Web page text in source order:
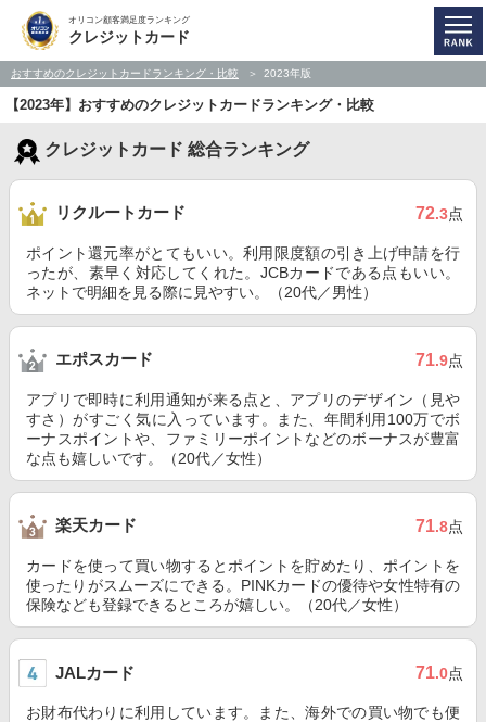
オリコン顧客満足度ランキング
クレジットカード
おすすめのクレジットカードランキング・比較 2023年版
【2023年】おすすめのクレジットカードランキング・比較
クレジットカード 総合ランキング
リクルートカード 72.3点
ポイント還元率がとてもいい。利用限度額の引き上げ申請を行
ったが、素早く対応してくれた。JCBカードである点もいい。
ネットで明細を見る際に見やすい。（20代／男性）
エポスカード 71.9点
アプリで即時に利用通知が来る点と、アプリのデザイン（見や
すさ）がすごく気に入っています。また、年間利用100万でボ
ーナスポイントや、ファミリーポイントなどのボーナスが豊富
な点も嬉しいです。（20代／女性）
楽天カード 71.8点
カードを使って買い物するとポイントを貯めたり、ポイントを
使ったりがスムーズにできる。PINKカードの優待や女性特有の
保険なども登録できるところが嬉しい。（20代／女性）
JALカード 71.0点
お財布代わりに利用しています。また、海外での買い物でも便